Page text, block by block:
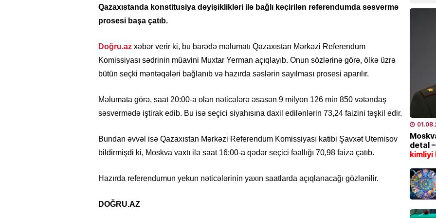
Qazaxıstanda konstitusiya dəyişiklikləri ilə bağlı keçirilən referendumda səsvermə
prosesi başa çatıb.
Doğru.az xəbər verir ki, bu barədə məlumatı Qazaxıstan Mərkəzi Referendum
Komissiyası sədrinin müavini Muxtar Yerman açıqlayıb. Onun sözlərinə görə, ölkə üzrə
bütün seçki məntəqələri bağlanıb və hazırda səslərin sayılması prosesi aparılır.
Məlumata görə, saat 20:00-a olan nəticələrə əsasən 9 milyon 126 min 850 vətəndaş
səsvermədə iştirak edib. Bu isə seçici siyahısına daxil edilənlərin 73,24 faizini təşkil edir.
Bundan əvvəl isə Qazaxıstan Mərkəzi Referendum Komissiyası katibi Şavxət Utemisov
bildirmişdi ki, Moskva vaxtı ilə saat 16:00-a qədər seçici fəallığı 70,98 faizə çatıb.
Hazırda referendumun yekun nəticələrinin yaxın saatlarda açıqlanacağı gözlənilir.
DOĞRU.AZ
Bu
daha
detal –
kimliyi